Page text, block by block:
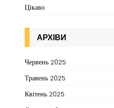
Цікаво
АРХІВИ
Червень 2025
Травень 2025
Квітень 2025